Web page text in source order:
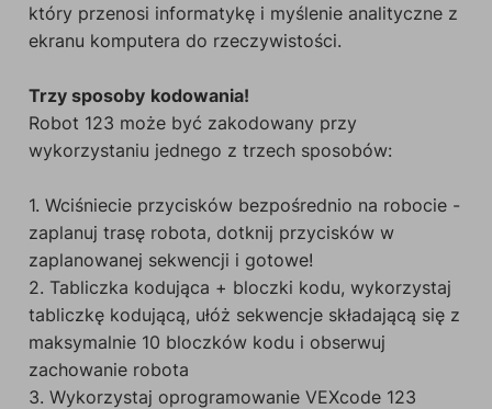
który przenosi informatykę i myślenie analityczne z
ekranu komputera do rzeczywistości.
Trzy sposoby kodowania!
Robot 123 może być zakodowany przy
wykorzystaniu jednego z trzech sposobów:
1. Wciśniecie przycisków bezpośrednio na robocie -
zaplanuj trasę robota, dotknij przycisków w
zaplanowanej sekwencji i gotowe!
2. Tabliczka kodująca + bloczki kodu, wykorzystaj
tabliczkę kodującą, ułóż sekwencje składającą się z
maksymalnie 10 bloczków kodu i obserwuj
zachowanie robota
3. Wykorzystaj oprogramowanie VEXcode 123